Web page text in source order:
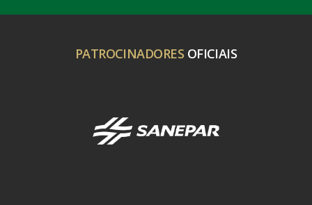
PATROCINADORES OFICIAIS